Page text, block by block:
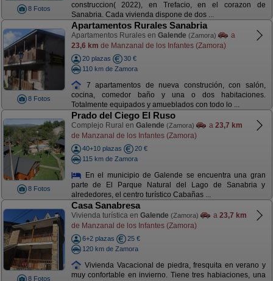
8 Fotos
construccion( 2022), en Trefacio, en el corazon de
Sanabria. Cada vivienda dispone de dos ...
8 Fotos
Apartamentos Rurales Sanabria
Apartamentos Rurales en Galende (Zamora)
a
23,6 km de Manzanal de los Infantes (Zamora)
20 plazas
30 €
110 km de Zamora
7 apartamentos de nueva construción, con salón,
cocina, comedor baño y una o dos habitaciones.
Totalmente equipados y amueblados con todo lo ...
8 Fotos
Prado del Ciego El Ruso
Complejo Rural en Galende (Zamora) a 23,7 km
de Manzanal de los Infantes (Zamora)
40+10 plazas
20 €
115 km de Zamora
En el municipio de Galende se encuentra una gran
parte de El Parque Natural del Lago de Sanabria y
alrededores, el centro turístico Cabañas ...
8 Fotos
Casa Sanabresa
Vivienda turística en Galende (Zamora) a 23,7 km
de Manzanal de los Infantes (Zamora)
6+2 plazas
25 €
120 km de Zamora
Vivienda Vacacional de piedra, fresquita en verano y
muy confortable en invierno. Tiene tres habiaciones, una